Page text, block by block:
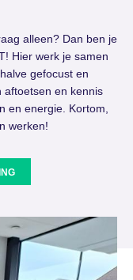
alleen? Dan ben je
Hier werk je samen
gefocust en
aftoetsen en kennis
en energie. Kortom,
werken!